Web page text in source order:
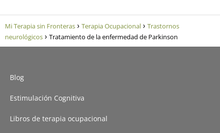
Mi Terapia sin Fronteras Terapia Ocupacional
Trastornos
neurológicos
Tratamiento de la enfermedad de Parkinson
Blog
Estimulación Cognitiva
Libros de terapia ocupacional